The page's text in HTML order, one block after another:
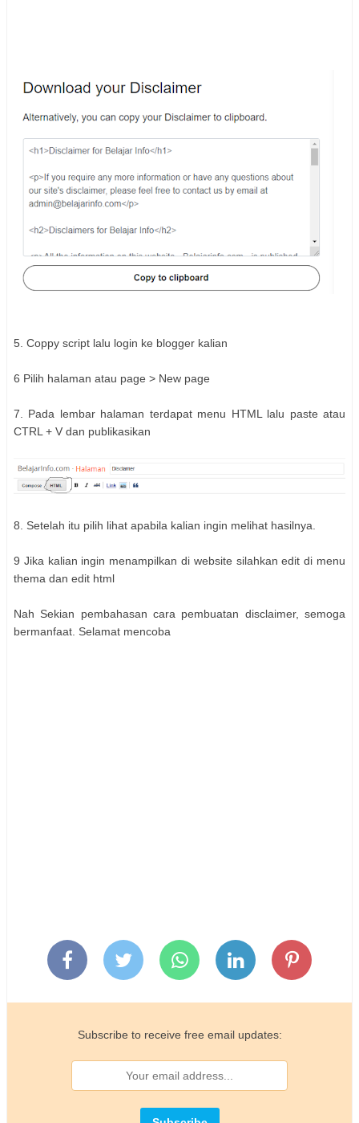
5. Coppy script lalu login ke blogger kalian
6 Pilih halaman atau page > New page
7. Pada lembar halaman terdapat menu HTML lalu paste atau
CTRL + V dan publikasikan
8. Setelah itu pilih lihat apabila kalian ingin melihat hasilnya.
9 Jika kalian ingin menampilkan di website silahkan edit di menu
thema dan edit html
Nah Sekian pembahasan cara pembuatan disclaimer, semoga
bermanfaat. Selamat mencoba
Subscribe to receive free email updates: